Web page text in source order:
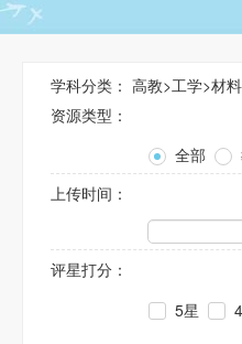
学科分类： 高教>工学>材
资源类型：
全部
上传时间：
评星打分：
5星